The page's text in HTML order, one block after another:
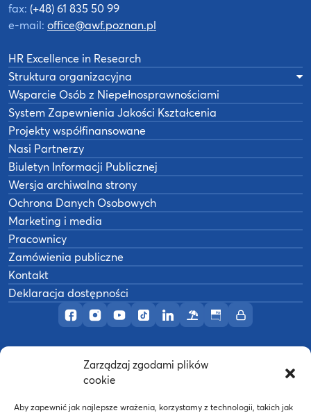
Zarządzaj zgodami plików
cookie
Aby zapewnić jak najlepsze wrażenia, korzystamy z technologii, takich jak
Profil AWF Poznań w serwisie Facebook
Profil AWF Poznań w serwisie Instagram
Profil AWF Poznań w serwisie YouTube
Profil AWF Poznań w serwisie
Profil AWF Poznań w
OśrodekBiuletynIntranet
fax: (+48) 61 835 50 99
e-mail: office@awf.poznan.pl
HR Excellence in Research
Struktura organizacyjna
Wsparcie Osób z Niepełnosprawnościami
System Zapewnienia Jakości Kształcenia
Projekty współfinansowane
Nasi Partnerzy
Biuletyn Informacji Publicznej
Wersja archiwalna strony
Ochrona Danych Osobowych
Marketing i media
Pracownicy
Zamówienia publiczne
Kontakt
Deklaracja dostępności
Akademia Wychowania Fizycznego w
Wykonanie: nFinity.pl